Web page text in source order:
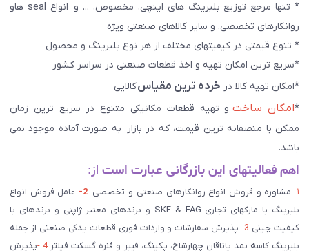
* تنها مرجع توزیع بلبرینگ های اینچی، مخصوص، ... و انواع seal هاو
روانکارهای تخصصی. و سایر کالاهای صنعتی ويژه
* تنوع قیمتی در کیفیتهای مختلف از هر نوع بلبرینگ و محصول
*سریع ترین امکان تهیه و اخذ قطعات صنعتی در سراسر کشور
*امکان تهیه کالا در خرده ترین مقیاسکالایی
*امکان ساختو تهیه قطعات مکانیکی متنوع در سریع ترین زمان
ممکن با منصفانه ترین قیمت، که در بازار به صورت آماده موجود نمی
باشد.
اهم فعالیتهای این بازرگانی عبارت است از:
۱- مشاوره و فروش انواع روانکارهای صنعتی و تخصصی 2-
عامل فروش انواع
بلبرینگ با مارکهای تجاری SKF & FAG و برندهای معتبر ژاپنی و برندهای با
کیفیت چینی 3 - پذیرش سفارشات و واردات فوری قطعات یدکی صنعتی از جمله
بلبرینگ کاسه نمد یاتاقان چهارشاخ، پکینگ، فیبر و فنره گسکت فیلتر4 - پذیرش